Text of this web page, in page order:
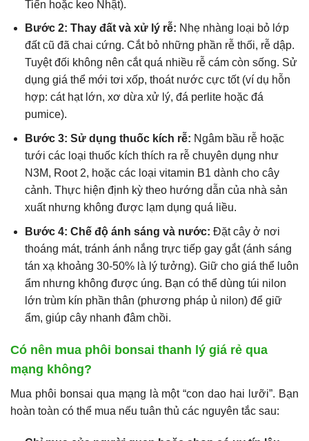
Tiến hoặc keo Nhật).
Bước 2: Thay đất và xử lý rễ: Nhẹ nhàng loại bỏ lớp
đất cũ đã chai cứng. Cắt bỏ những phần rễ thối, rễ dập.
Tuyệt đối không nên cắt quá nhiều rễ cám còn sống. Sử
dụng giá thể mới tơi xốp, thoát nước cực tốt (ví dụ hỗn
hợp: cát hạt lớn, xơ dừa xử lý, đá perlite hoặc đá
pumice).
Bước 3: Sử dụng thuốc kích rễ: Ngâm bầu rễ hoặc
tưới các loại thuốc kích thích ra rễ chuyên dụng như
N3M, Root 2, hoặc các loại vitamin B1 dành cho cây
cảnh. Thực hiện định kỳ theo hướng dẫn của nhà sản
xuất nhưng không được lạm dụng quá liều.
Bước 4: Chế độ ánh sáng và nước: Đặt cây ở nơi
thoáng mát, tránh ánh nắng trực tiếp gay gắt (ánh sáng
tán xạ khoảng 30-50% là lý tưởng). Giữ cho giá thể luôn
ẩm nhưng không được úng. Bạn có thể dùng túi nilon
lớn trùm kín phần thân (phương pháp ủ nilon) để giữ
ẩm, giúp cây nhanh đâm chồi.
Có nên mua phôi bonsai thanh lý giá rẻ qua
mạng không?
Mua phôi bonsai qua mạng là một “con dao hai lưỡi”. Bạn
hoàn toàn có thể mua nếu tuân thủ các nguyên tắc sau: